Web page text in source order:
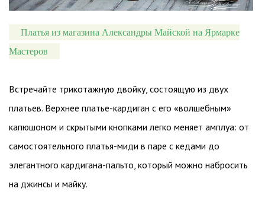
Платья из магазина Александры Майской на Ярмарке
Мастеров
Встречайте трикотажную двойку, состоящую из двух
платьев. Верхнее платье-кардиган с его «волшебным»
капюшоном и скрытыми кнопками легко меняет амплуа: от
самостоятельного платья-миди в паре с кедами до
элегантного кардигана-пальто, который можно набросить
на джинсы и майку.